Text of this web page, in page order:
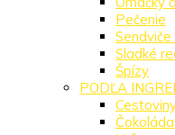
Pečenie
Sladké
Špízy
PODĽA
Čokoláda